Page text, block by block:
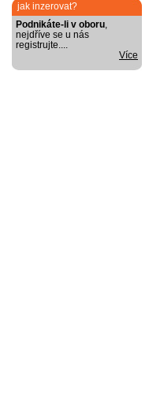
jak inzerovat?
Podnikáte-li v oboru,
nejdříve se u nás
registrujte....
Více